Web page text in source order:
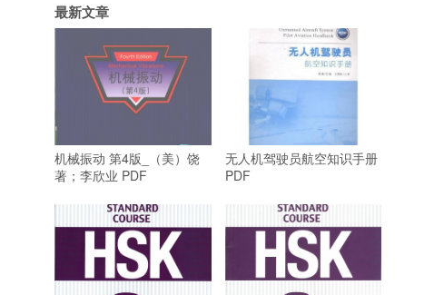
最新文章
机械振动 第4版_（美）饶
著；李欣业 PDF
无人机驾驶员航空知识手册
PDF